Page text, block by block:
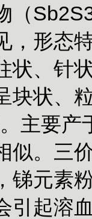
（
，形态
状、针
块状、
主要
似。三
锑元素
引起溶